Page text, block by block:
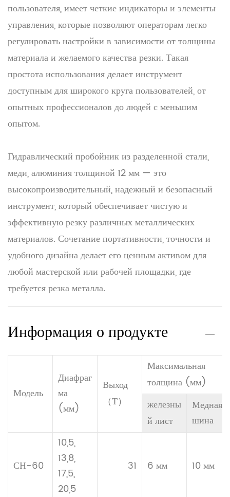
пользователя, имеет четкие индикаторы и элементы
управления, которые позволяют операторам легко
регулировать настройки в зависимости от толщины
материала и желаемого качества резки. Такая
простота использования делает инструмент
доступным для широкого круга пользователей, от
опытных профессионалов до людей с меньшим
опытом.
Гидравлический пробойник из разделенной стали,
меди, алюминия толщиной 12 мм — это
высокопроизводительный, надежный и безопасный
инструмент, который обеспечивает чистую и
эффективную резку различных металлических
материалов. Сочетание портативности, точности и
удобного дизайна делает его ценным активом для
любой мастерской или рабочей площадки, где
требуется резка металла.
Информация о продукте
Модель
Диафраг
ма
(мм)
Выход
（Т）
Максимальная
толщина (мм)
железны
й лист
Медная
шина
СН-60
10,5,
13,8,
17,5,
20,5
31 6 мм 10 мм